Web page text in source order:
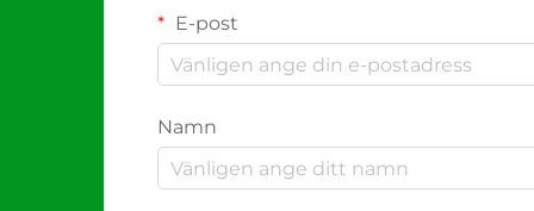
E-post
Namn